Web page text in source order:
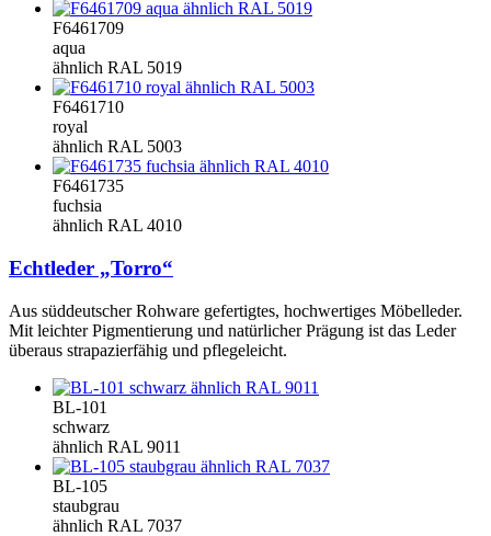
F6461709
aqua
ähnlich RAL 5019
F6461710
royal
ähnlich RAL 5003
F6461735
fuchsia
ähnlich RAL 4010
Echtleder „Torro“
Aus süddeutscher Rohware gefertigtes, hochwertiges Möbelleder.
Mit leichter Pigmentierung und natürlicher Prägung ist das Leder
überaus strapazierfähig und pflegeleicht.
BL-101
schwarz
ähnlich RAL 9011
BL-105
staubgrau
ähnlich RAL 7037